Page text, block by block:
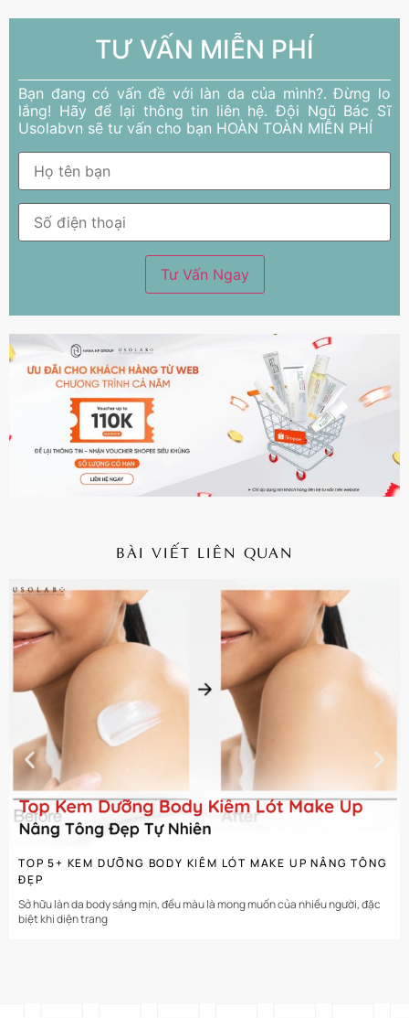
TƯ VẤN MIỄN PHÍ
Bạn đang có vấn đề với làn da của mình?. Đừng lo
lắng! Hãy để lại thông tin liên hệ. Đội Ngũ Bác Sĩ
Usolabvn sẽ tư vấn cho bạn HOÀN TOÀN MIỄN PHÍ
BÀI VIẾT LIÊN QUAN
TOP 5+ KEM DƯỠNG BODY KIÊM LÓT MAKE UP NÂNG TÔNG
ĐẸP
Sở hữu làn da body sáng mịn, đều màu là mong muốn của nhiều người, đặc
biệt khi diện trang